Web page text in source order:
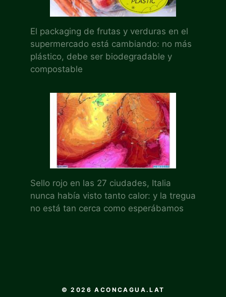
El packaging de frutas y verduras en el
supermercado está cambiando: no más
plástico, debe ser biodegradable y
compostable
Sello rojo en las 27 ciudades, Italia
nunca había visto tanto calor: y la tregua
no está tan cerca como esperábamos
© 2026 ACONCAGUA.LAT